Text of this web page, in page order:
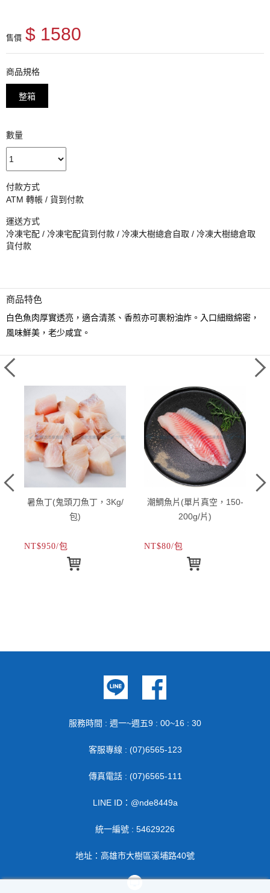
售價 $ 1580
商品規格
整箱
數量
付款方式
ATM 轉帳 / 貨到付款
運送方式
冷凍宅配 / 冷凍宅配貨到付款 / 冷凍大樹總倉自取 / 冷凍大樹總倉取
貨付款
商品特色
白色魚肉厚實透亮，適合清蒸、香煎亦可裹粉油炸。入口細緻綿密，
風味鮮美，老少咸宜。
暑魚丁(鬼頭刀魚丁，3Kg/
包)
NT$950/包
潮鯛魚片(單片真空，150-
200g/片)
NT$80/包
服務時間 : 週一~週五9 : 00~16 : 30
客服專線 : (07)6565-123
傳真電話 : (07)6565-111
LINE ID：@nde8449a
統一編號 : 54629226
地址：高雄市大樹區溪埔路40號